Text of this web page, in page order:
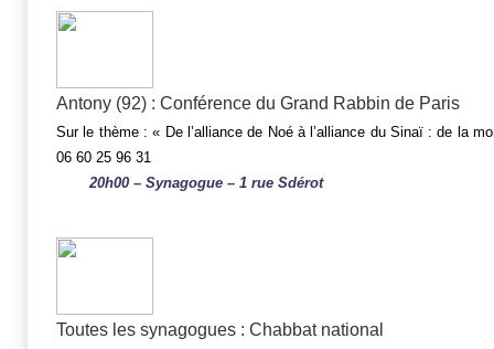
Antony (92) : Conférence du Grand Rabbin de Paris
Sur le thème : « De l’alliance de Noé à l’alliance du Sinaï : de la
06 60 25 96 31
20h00 – Synagogue – 1 rue Sdérot
Toutes les synagogues : Chabbat national